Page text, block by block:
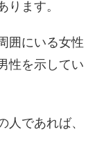
ます。
囲にいる女性
性を示してい
人であれば、